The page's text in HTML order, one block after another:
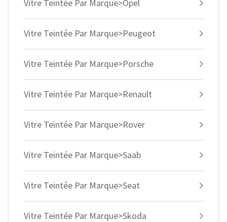
Vitre Teintée Par Marque>Opel
Vitre Teintée Par Marque>Peugeot
Vitre Teintée Par Marque>Porsche
Vitre Teintée Par Marque>Renault
Vitre Teintée Par Marque>Rover
Vitre Teintée Par Marque>Saab
Vitre Teintée Par Marque>Seat
Vitre Teintée Par Marque>Skoda